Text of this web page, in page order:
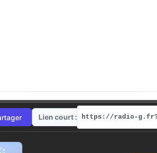
Lien court :